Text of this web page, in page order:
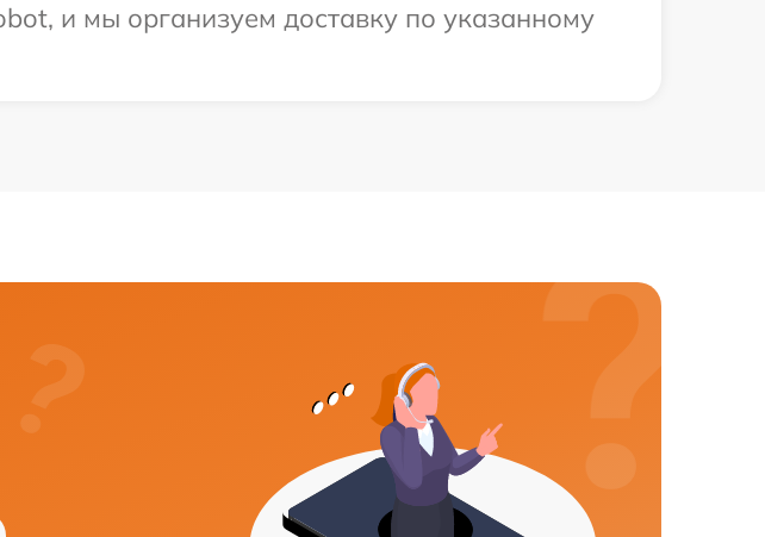
и мы организуем доставку по указанному